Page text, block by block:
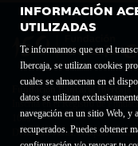
INFORMACIÓN
UTILIZADAS
Te informamos que en el
Ibercaja, se utilizan cookies
cuales se almacenan en el
datos se utilizan
navegación en un sitio Web, y
recuperados. Puedes obtener
Fundación Bancaria Ibercaja
Inscrita en el Registro de
1689.
Domicilio social: Joaquín